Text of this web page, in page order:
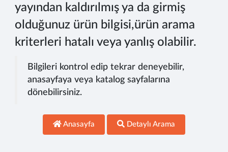
yayından kaldırılmış ya da girmiş
olduğunuz ürün bilgisi,ürün arama
kriterleri hatalı veya yanlış olabilir.
Bilgileri kontrol edip tekrar deneyebilir,
anasayfaya veya katalog sayfalarına
dönebilirsiniz.
Anasayfa Detaylı Arama